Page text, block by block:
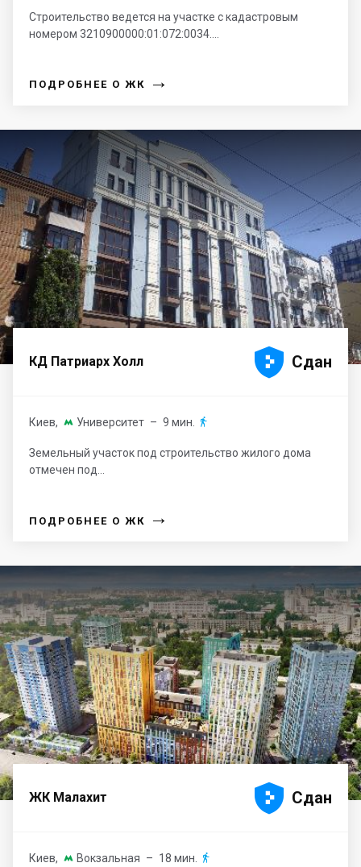
Строительство ведется на участке с кадастровым
номером 3210900000:01:072:0034....
ПОДРОБНЕЕ О ЖК →
КД Патриарх Холл 



 Сдан
Киев,  Университет – 9 мин. 
Земельный участок под строительство жилого дома
отмечен под...
ПОДРОБНЕЕ О ЖК →
ЖК Малахит 



 Сдан
Киев,  Вокзальная – 18 мин. 